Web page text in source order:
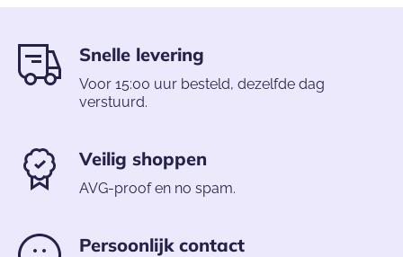
Snelle levering
Voor 15:00 uur besteld, dezelfde dag
verstuurd.
Veilig shoppen
AVG-proof en no spam.
Persoonlijk contact